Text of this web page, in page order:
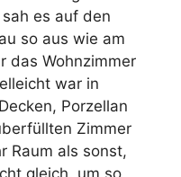
es auf den
so aus wie am
das Wohnzimmer
war in
Porzellan
Zimmer
Raum als sonst,
gleich, um so